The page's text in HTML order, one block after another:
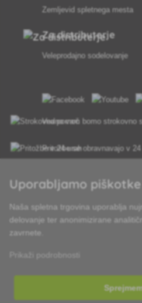
Zemljevid spletnega mesta
Za distributerje
Veleprodajno sodelovanje
Vedno vam bomo strokovno
Pritožbe se obravnavajo v
Uporabljamo piškotke
Naša spletna trgovina uporablja
delovanje ter anonimizirane
zavrnete.
Prikaži podrobnosti